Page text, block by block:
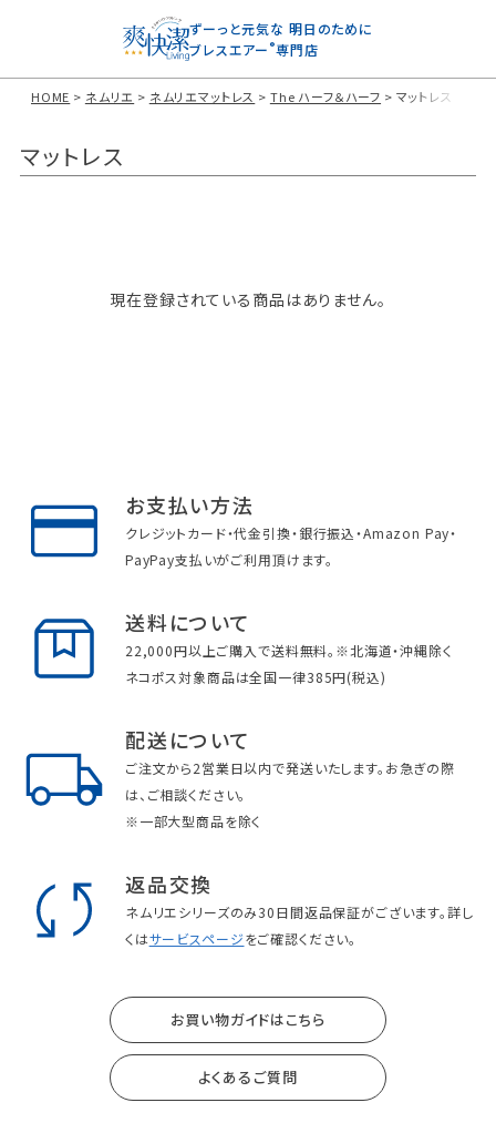
ずーっと元気な 明日のために
ブレスエアー ®専門店
HOME ネムリエ ネムリエマットレス The ハーフ＆ハーフ マットレス
マットレス
現在登録されている商品はありません。
お支払い方法
クレジットカード・代金引換・銀行振込・Amazon Pay・
PayPay支払いがご利用頂けます。
送料について
22,000円以上ご購入で送料無料。※北海道・沖縄除く
ネコポス対象商品は全国一律385円(税込)
配送について
ご注文から2営業日以内で発送いたします。お急ぎの際
は、ご相談ください。
※一部大型商品を除く
返品交換
ネムリエシリーズのみ30日間返品保証がございます。詳し
くはサービスページをご確認ください。
お買い物ガイドはこちら
よくあるご質問